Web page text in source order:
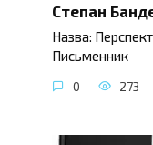
Степан
Назва:
Письменник
0 273